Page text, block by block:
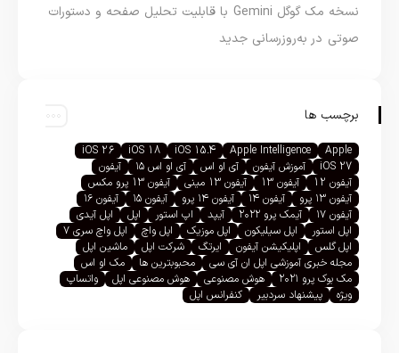
نسخه مک گوگل Gemini با قابلیت تحلیل صفحه و دستورات
صوتی در به‌روزرسانی جدید
برچسب ها
Apple
Apple Intelligence
iOS 15.4
iOS 18
iOS 26
iOS 27
آموزش آیفون آی او اس آی او اس ۱۵
آیفون
آیفون 12
آیفون 13 آیفون 13 مینی
آیفون 13 پرو مکس
آیفون ۱۳ پرو
آیفون ۱۴ آیفون ۱۴ پرو آیفون ۱۵
آیفون ۱۶
آیفون ۱۷
آیمک پرو ۲۰۲۲ آیپد اپ استور اپل
اپل آیدی
اپل استور
اپل سیلیکون اپل موزیک اپل واچ
اپل واچ سری ۷
اپل گلس
اپلیکیشن آیفون ایرتگ شرکت اپل
ماشین اپل
مجله خبری آموزشی اپل ان آی سی
محبوبترین ها
مک او اس
مک بوک پرو ۲۰۲۱
هوش مصنوعی هوش مصنوعی اپل
واتساپ
ویژه
پیشنهاد سردبیر کنفرانس اپل